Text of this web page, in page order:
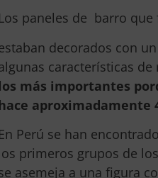
Los paneles de barro
decorados con
características
más importantes
aproximadamente
En Perú se han
primeros grupos de
asemeja a una figura